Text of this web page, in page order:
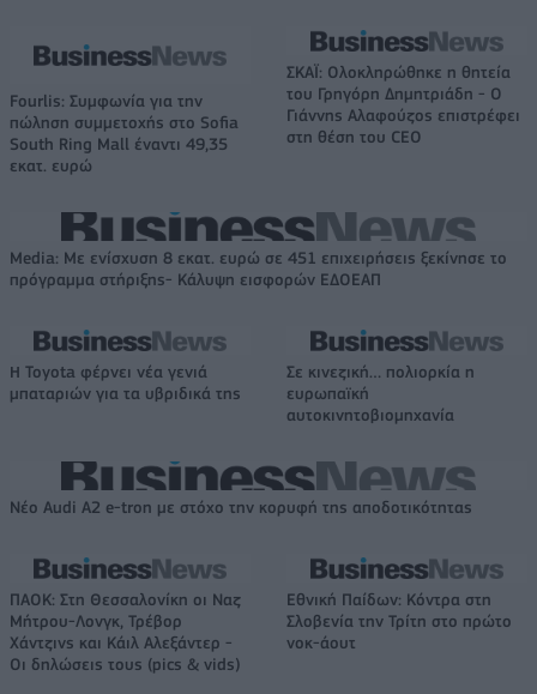
Fourlis: Συμφωνία για την
πώληση συμμετοχής στο Sofia
South Ring Mall έναντι 49,35
εκατ. ευρώ
ΣΚΑΪ: Ολοκληρώθηκε η θητεία
του Γρηγόρη Δημητριάδη - Ο
Γιάννης Αλαφούζος επιστρέφει
στη θέση του CEO
Media: Με ενίσχυση 8 εκατ. ευρώ σε 451 επιχειρήσεις ξεκίνησε το
πρόγραμμα στήριξης- Κάλυψη εισφορών ΕΔΟΕΑΠ
Η Toyota φέρνει νέα γενιά
μπαταριών για τα υβριδικά της
Σε κινεζική… πολιορκία η
ευρωπαϊκή
αυτοκινητοβιομηχανία
Νέο Audi A2 e-tron με στόχο την κορυφή της αποδοτικότητας
ΠΑΟΚ: Στη Θεσσαλονίκη οι Ναζ
Μήτρου-Λονγκ, Τρέβορ
Χάντζινς και Κάιλ Αλεξάντερ -
Οι δηλώσεις τους (pics & vids)
Εθνική Παίδων: Κόντρα στη
Σλοβενία την Τρίτη στο πρώτο
νοκ-άουτ